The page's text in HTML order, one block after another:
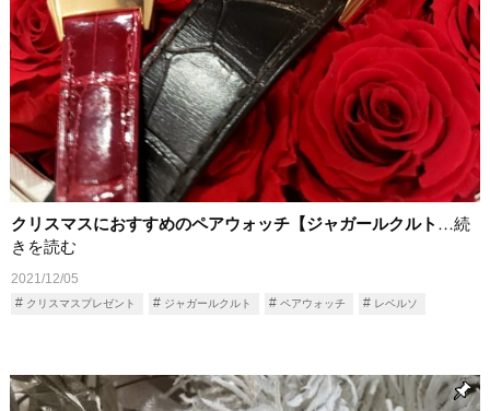
クリスマスにおすすめのペアウォッチ【ジャガールクルト …続
きを読む
2021/12/05
クリスマスプレゼント ジャガールクルト ペアウォッチ レベルソ